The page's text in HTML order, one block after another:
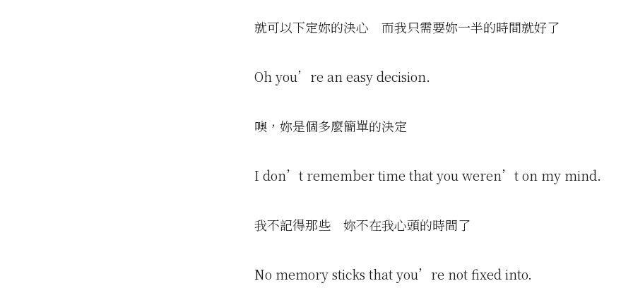
就可以下定妳的決心 而我只需要妳一半的時間就好了
Oh you’re an easy decision.
噢，妳是個多麼簡單的決定
I don’t remember time that you weren’t on my mind.
我不記得那些 妳不在我心頭的時間了
No memory sticks that you’re not fixed into.